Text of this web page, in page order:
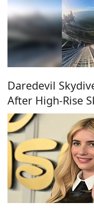
Daredevil
After High-Rise